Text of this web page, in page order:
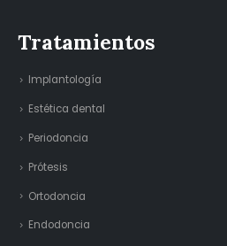
Tratamientos
Implantología
Estética dental
Periodoncia
Prótesis
Ortodoncia
Endodoncia